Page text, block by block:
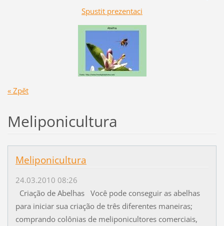
Spustit prezentaci
« Zpět
Meliponicultura
Meliponicultura
24.03.2010 08:26
Criação de Abelhas Você pode conseguir as abelhas
para iniciar sua criação de três diferentes maneiras;
comprando colônias de meliponicultores comerciais,